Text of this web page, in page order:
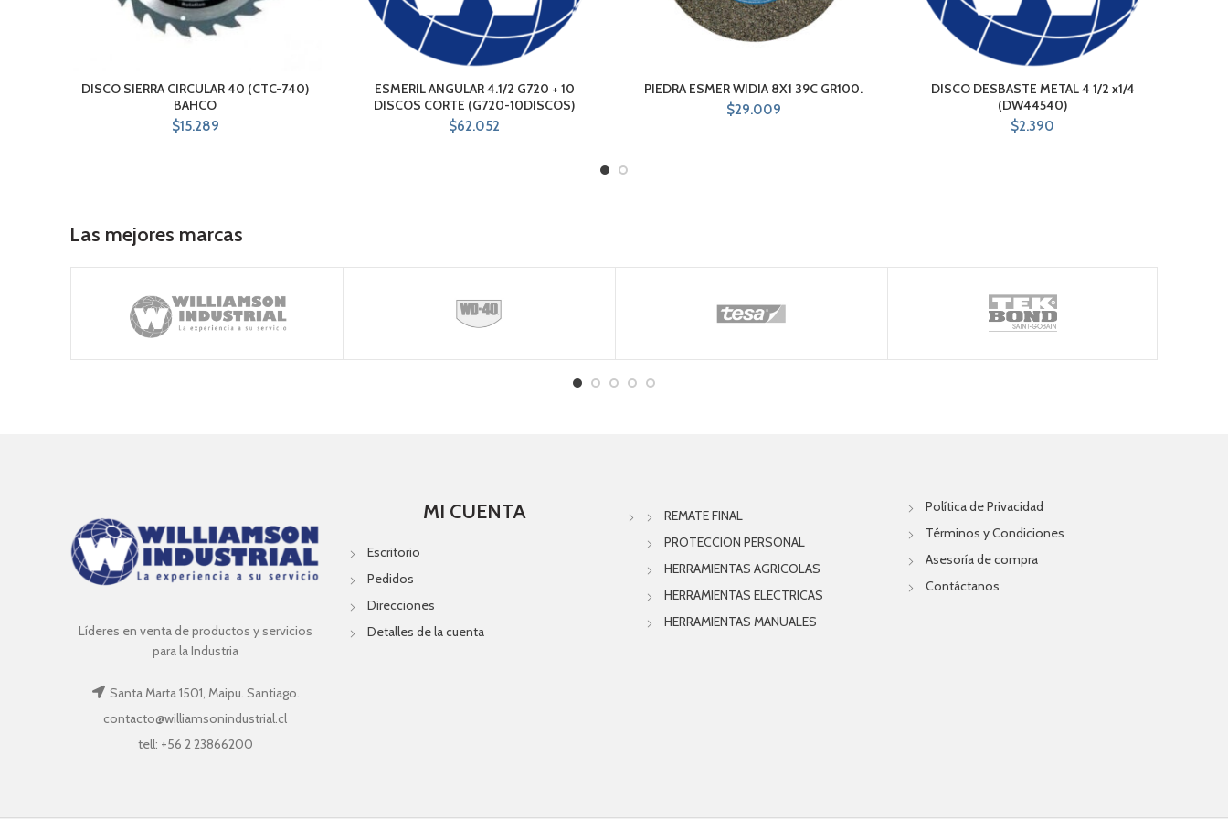
DISCO SIERRA CIRCULAR 40 (CTC-740)
BAHCO
$15.289
ESMERIL ANGULAR 4.1/2 G720 + 10
DISCOS CORTE (G720-10DISCOS)
$62.052
PIEDRA ESMER WIDIA 8X1 39C GR100.
$29.009
DISCO DESBASTE METAL 4 1/2 x1/4
(DW44540)
$2.390
Las mejores marcas
Líderes en venta de productos y servicios
para la Industria
Santa Marta 1501, Maipu. Santiago.
contacto@williamsonindustrial.cl
tell: +56 2 23866200
MI CUENTA
Escritorio
Pedidos
Direcciones
Detalles de la cuenta
REMATE FINAL
PROTECCION PERSONAL
HERRAMIENTAS AGRICOLAS
HERRAMIENTAS ELECTRICAS
HERRAMIENTAS MANUALES
Política de Privacidad
Términos y Condiciones
Asesoría de compra
Contáctanos